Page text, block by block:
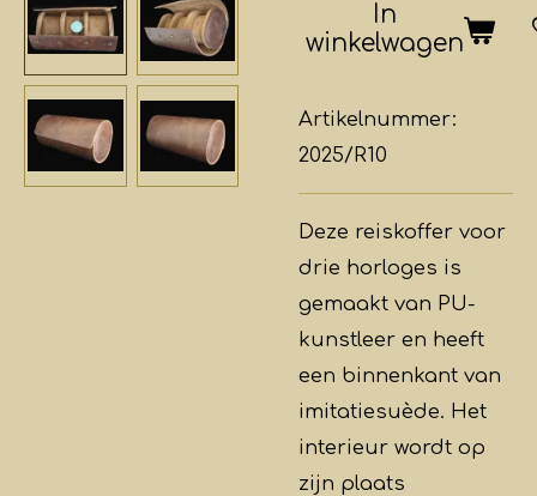
In
winkelwagen
Artikelnummer:
2025/R10
Deze reiskoffer voor
drie horloges is
gemaakt van PU-
kunstleer en heeft
een binnenkant van
imitatiesuède. Het
interieur wordt op
zijn plaats